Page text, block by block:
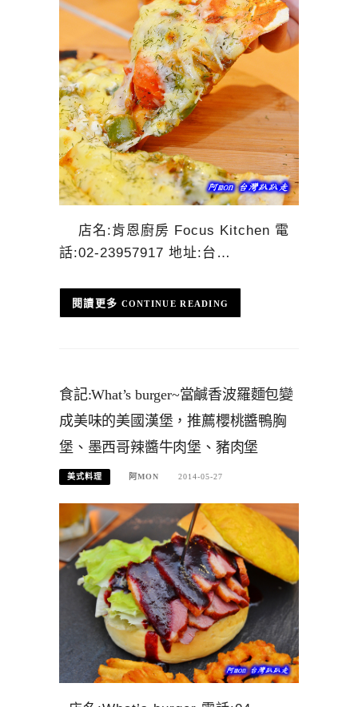
店名:肯恩廚房 Focus Kitchen 電
話:02-23957917 地址:台…
CONTINUE READING
食記:What’s burger~當鹹香波羅麵包變
成美味的美國漢堡，推薦櫻桃醬鴨胸
堡、墨西哥辣醬牛肉堡、豬肉堡
美式料理 阿MON 2014-05-27